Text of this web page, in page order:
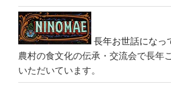
長年お世話になっ
農村の食文化の伝承・交流会で長年
いただいています。